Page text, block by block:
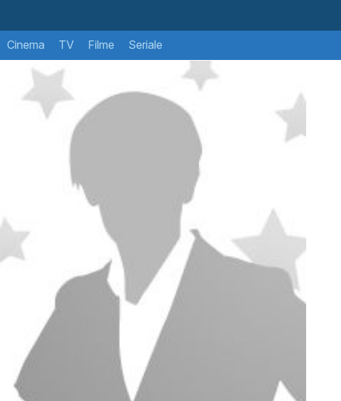
Cinema TV Filme Seriale